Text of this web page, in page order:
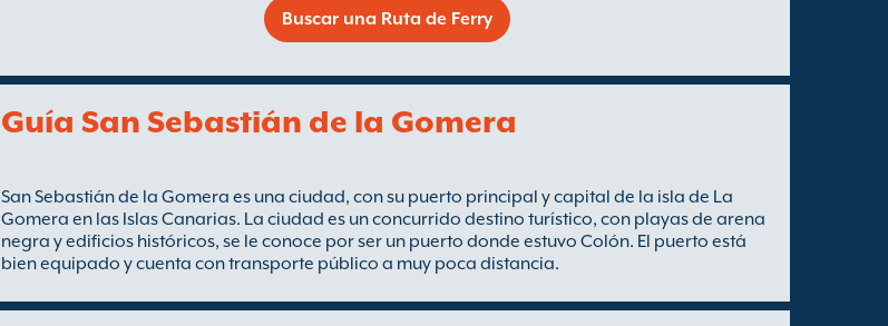
Buscar una Ruta de Ferry
Guía San Sebastián de la Gomera
San Sebastián de la Gomera es una ciudad, con su puerto principal y capital de la isla de La
Gomera en las Islas Canarias. La ciudad es un concurrido destino turístico, con playas de arena
negra y edificios históricos, se le conoce por ser un puerto donde estuvo Colón. El puerto está
bien equipado y cuenta con transporte público a muy poca distancia.